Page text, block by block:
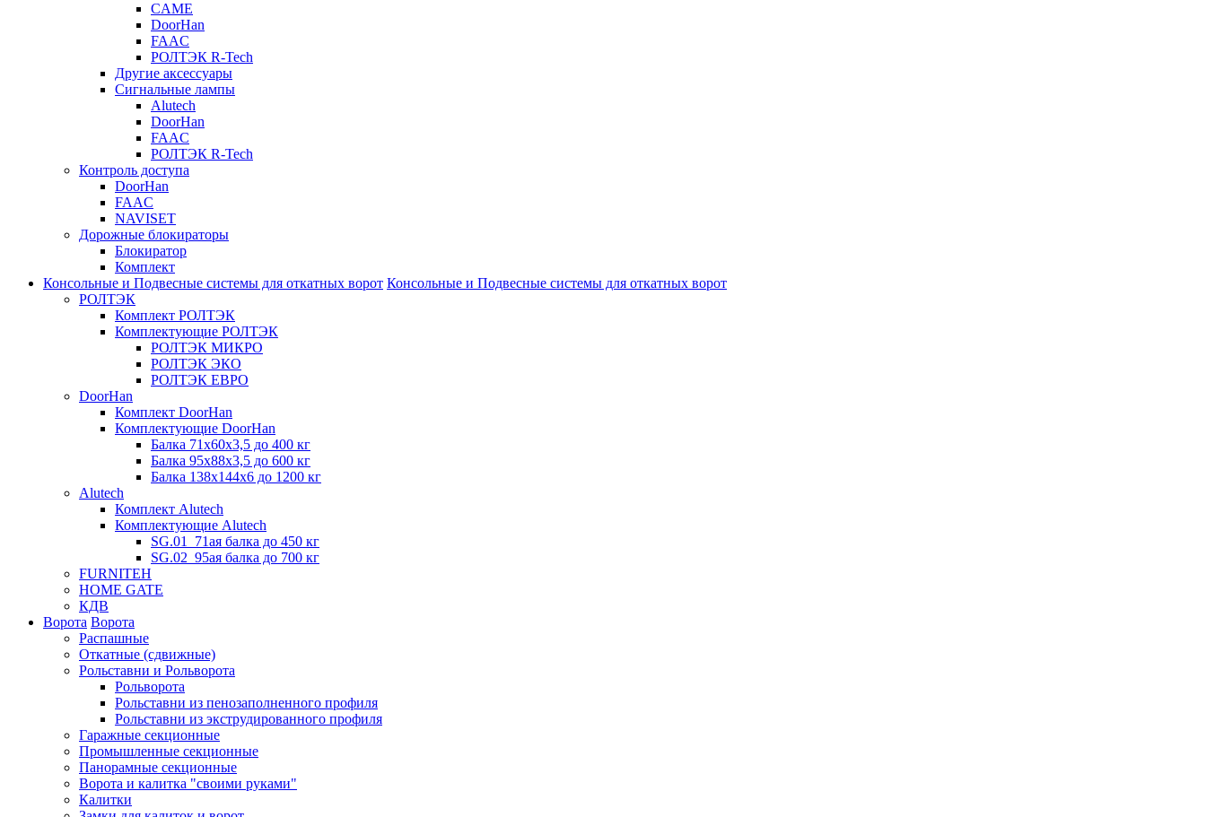
CAME
DoorHan
FAAC
РОЛТЭК R-Tech
Другие аксессуары
Сигнальные лампы
Alutech
DoorHan
FAAC
РОЛТЭК R-Tech
Контроль доступа
DoorHan
FAAC
NAVISET
Дорожные блокираторы
Блокиратор
Комплект
Консольные и Подвесные системы для откатных ворот Консольные и Подвесные системы для откатных ворот
РОЛТЭК
Комплект РОЛТЭК
Комплектующие РОЛТЭК
РОЛТЭК МИКРО
РОЛТЭК ЭКО
РОЛТЭК ЕВРО
DoorHan
Комплект DoorHan
Комплектующие DoorHan
Балка 71х60х3,5 до 400 кг
Балка 95х88х3,5 до 600 кг
Балка 138х144х6 до 1200 кг
Alutech
Комплект Alutech
Комплектующие Alutech
SG.01_71ая балка до 450 кг
SG.02_95ая балка до 700 кг
FURNITEH
HOME GATE
КДВ
Ворота Ворота
Распашные
Откатные (сдвижные)
Рольставни и Рольворота
Рольворота
Рольставни из пенозаполненного профиля
Рольставни из экструдированного профиля
Гаражные секционные
Промышленные секционные
Панорамные секционные
Ворота и калитка "своими руками"
Калитки